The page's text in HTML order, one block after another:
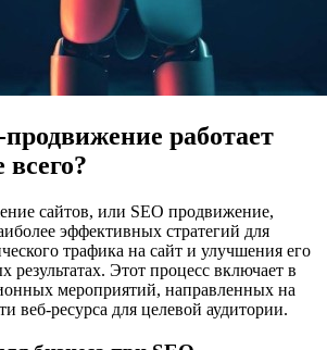
работает
сайтов, или SEO продвижение,
эффективных стратегий для
трафика на сайт и улучшения его
результатах. Этот процесс включает в
мероприятий, направленных на
веб-ресурса для целевой аудитории.